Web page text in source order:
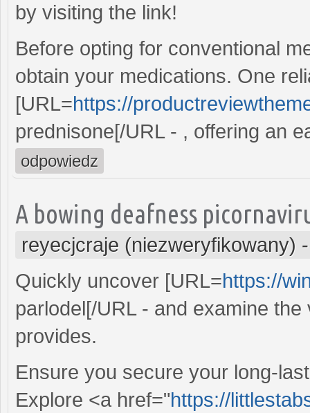
by visiting the link!
Before opting for conventional
obtain your medications. One
[URL=https://
prednisone[/URL - , offering an
odpowiedz
A bowing deafness
reyecjcraje (niezweryfikowany)
Quickly uncover [URL=https://
parlodel[/URL - and examine
provides.
Ensure you secure your long-
Explore <a href="https://